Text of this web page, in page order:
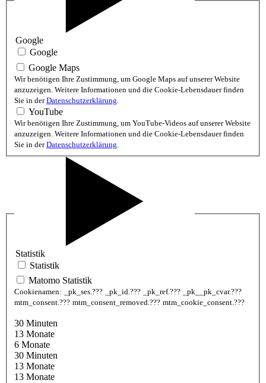
Google
Google
Google Maps
Wir benötigen Ihre Zustimmung, um Google Maps auf unserer Website
anzuzeigen. Weitere Informationen und die Cookie-Lebensdauer finden
Sie in derDatenschutzerklärung
YouTube
Wir benötigen Ihre Zustimmung, um YouTube-Videos auf unserer Website
anzuzeigen. Weitere Informationen und die Cookie-Lebensdauer finden
Sie in derDatenschutzerklärung
Statistik
Statistik
Matomo Statistik
Cookienamen: _pk_ses.??? _pk_id.??? _pk_ref.???
_pk__pk_cvar.???
mtm_consent.??? mtm_consent_removed.??? mtm_cookie_consent.???
30 Minuten
13 Monate
6 Monate
30 Minuten
13 Monate
13 Monate